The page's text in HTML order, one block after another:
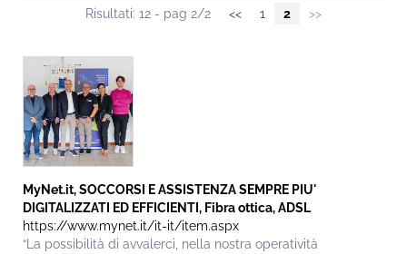
Risultati: 12 - pag 2/2 << 1 2 >>
MyNet.it, SOCCORSI E ASSISTENZA SEMPRE PIU'
DIGITALIZZATI ED EFFICIENTI, Fibra ottica, ADSL
https://www.mynet.it/it-it/item.aspx
“La possibilità di avvalerci, nella nostra operatività